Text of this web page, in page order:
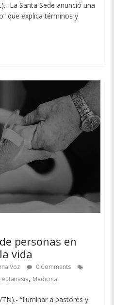
La Santa Sede anunció una
que explica términos y
personas en
vida
Voz
0 Comments
eutanasia, Medicina
“Iluminar a pastores y